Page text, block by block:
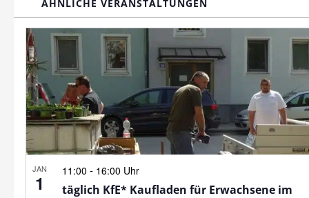
ÄHNLICHE VERANSTALTUNGEN
JAN
1
11:00 - 16:00 Uhr
täglich KfE* Kaufladen für Erwachsene im